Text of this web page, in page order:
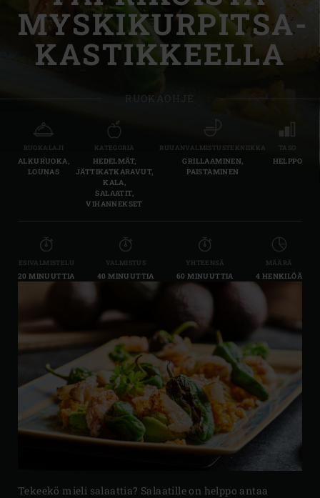
MYSKIKURPITSA-
KASTIKKEELLA
RUOKAOHJE
RUOKALAJI
ALKURUOKA,
LOUNAS
KATEGORIA
HEDELMÄT,
JÄTTIKATKARAVUT,
KALA,
SALAATIT,
VIHANNEKSET
RUUANVALMISTUSTEKNIIKKA
GRILLAAMINEN,
PAISTAMINEN
TASO
HELPPO
ESIVALMISTELU
20 MINUUTTIA
VALMISTUS
40 MINUUTTIA
YHTEENSÄ
60 MINUUTTIA
MÄÄRÄ
4 HENKILÖÄ
Tekeekö mieli salaattia? Salaatille on helppo antaa